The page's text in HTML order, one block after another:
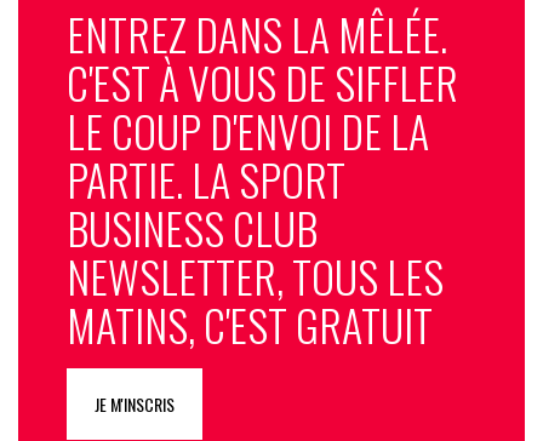
ENTREZ DANS LA MÊLÉE.
C'EST À VOUS DE SIFFLER
LE COUP D'ENVOI DE LA
PARTIE. LA SPORT
BUSINESS CLUB
NEWSLETTER, TOUS LES
MATINS, C'EST GRATUIT
JE M'INSCRIS